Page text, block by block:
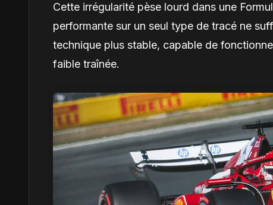
Cette irrégularité pèse lourd dans une
performante sur un seul type de tracé ne
technique plus stable, capable de
faible traînée.